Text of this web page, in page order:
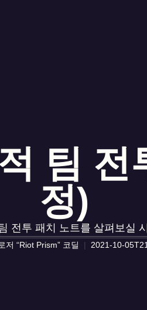
팀 전
정)
전투 패치 노트를 살펴보실
저 “Riot Prism” 코딜 2021-10-